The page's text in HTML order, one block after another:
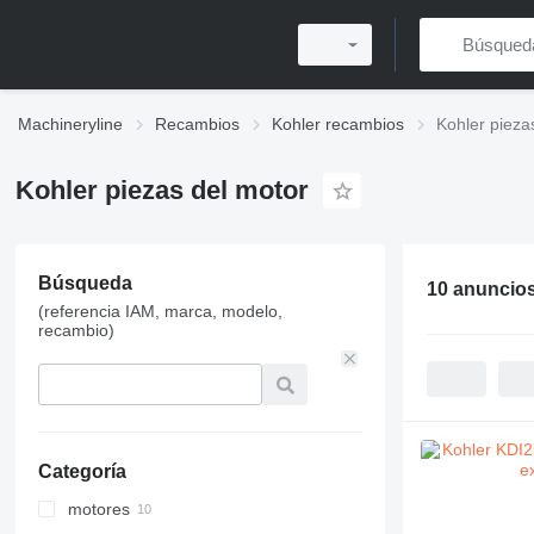
Machineryline Recambios Kohler recambios Kohler
Kohler piezas del motor
Búsqueda
(referencia IAM, marca, modelo,
recambio)
Categoría
motores
10